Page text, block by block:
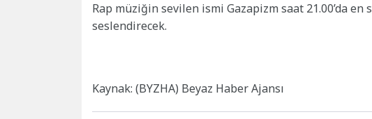
Rap müziğin sevilen ismi Gazapizm saat 21.00’da en
seslendirecek.
Kaynak: (BYZHA) Beyaz Haber Ajansı